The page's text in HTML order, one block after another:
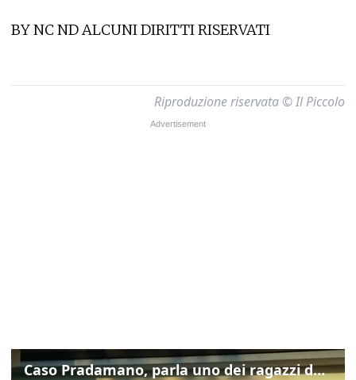
BY NC ND ALCUNI DIRITTI RISERVATI
Riproduzione riservata © Il Piccolo
Caso Pradamano, parla uno dei ragazzi denunciati per la limonata: "Volevo anche aiutare i miei"